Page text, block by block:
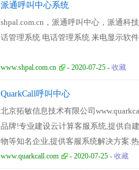
派通呼叫中心系统
shpal.com.cn，派通呼叫中心，派通科
话管理系统 电话管理系统 来电显示软
www.shpal.com.cn - 2020-07-25 - 收藏
QuarkCall呼叫中心
北京拓敏信息技术有限公司
品牌!专业建设云计算客服系统,提供自
物等知名企业,提供客服系统解决方案.
www.quarkcall.com - 2020-07-25 - 收藏